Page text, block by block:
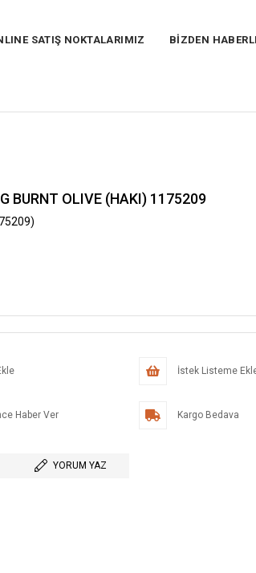
SATIŞ NOKTALARIMIZ BİZDEN
BURNT OLIVE (HAKI) 1175209
İstek Listeme
Haber Ver Kargo Bedava
YORUM YAZ